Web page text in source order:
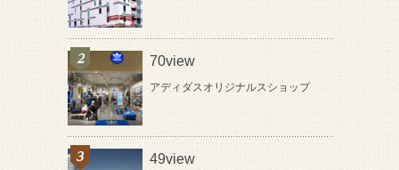
70view
アディダスオリジナルスショップ
49view